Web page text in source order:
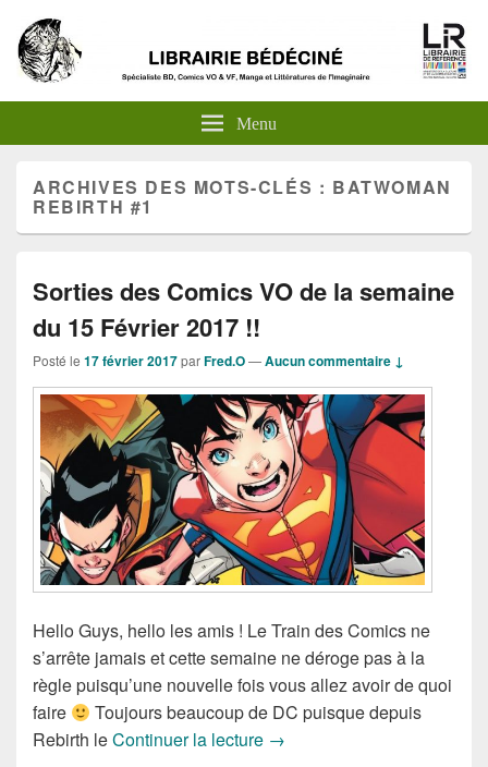
Menu
ARCHIVES DES MOTS-CLÉS : BATWOMAN
REBIRTH #1
Sorties des Comics VO de la semaine
du 15 Février 2017 !!
Posté le 17 février 2017parFred.O—Aucun commentaire ↓
Hello Guys, hello les amis ! Le Train des Comics ne
s’arrête jamais et cette semaine ne déroge pas à la
règle puisqu’une nouvelle fois vous allez avoir de quoi
faire
Toujours beaucoup de DC puisque depuis
Rebirth leContinuer la lecture Sorties des Comics VO de
→